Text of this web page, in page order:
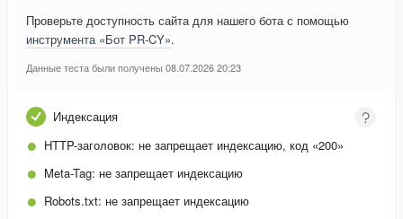
Проверьте доступность сайта для нашего бота с помощью
инструмента «Бот PR-CY».
Данные теста были получены 08.07.2026 20:23
Индексация
HTTP-заголовок: не запрещает индексацию, код «200»
Meta-Tag: не запрещает индексацию
Robots.txt: не запрещает индексацию